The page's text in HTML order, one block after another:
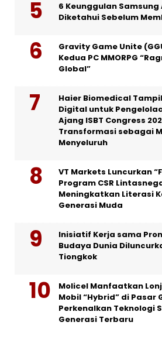
6 Keunggulan Samsung
Diketahui Sebelum
Gravity Game Unite
Kedua PC MMORPG
Global”
Haier Biomedical
Digital untuk
Ajang ISBT Congress
Transformasi sebagai
Menyeluruh
VT Markets Luncurkan
Program CSR
Meningkatkan Literasi
Generasi Muda
Inisiatif Kerja sama
Budaya Dunia
Tiongkok
Molicel Manfaatkan
Mobil “Hybrid” di Pasar
Perkenalkan Teknologi
Generasi Terbaru